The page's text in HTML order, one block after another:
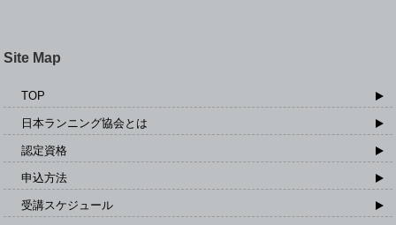
Site Map
TOP
日本ランニング協会とは
認定資格
申込方法
受講スケジュール